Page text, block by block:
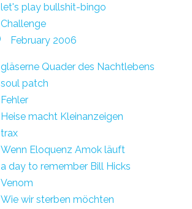
let's play bullshit-bingo
Challenge
February 2006
gläserne Quader des Nachtlebens
soul patch
Fehler
Heise macht Kleinanzeigen
trax
Wenn Eloquenz Amok läuft
a day to remember Bill Hicks
Venom
Wie wir sterben möchten